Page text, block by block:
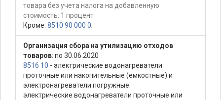
товара без учета налога на добавленную
стоимость: 1 процент
Кроме: 8510 90 000 0;
Организация сбора на утилизацию отходов
товаров: по 30.06.2020
8516 10 - электрические водонагреватели
проточные или накопительные (емкостные) и
электронагреватели погружные:
электрические водонагреватели проточные или